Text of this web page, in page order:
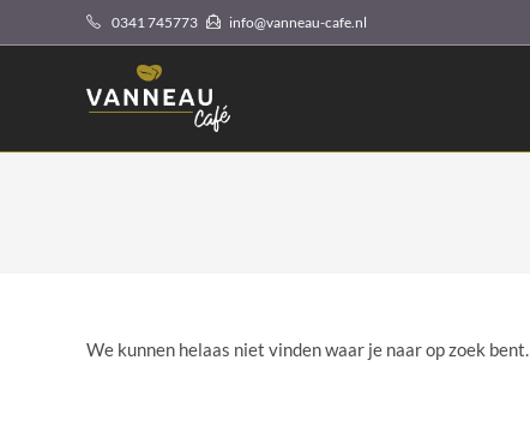
naar
0341 745773 info@vanneau-cafe.nl
We kunnen helaas niet vinden waar je naar op zoek bent.